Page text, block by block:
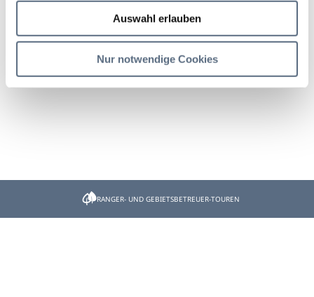
Auswahl erlauben
Nur notwendige Cookies
Hier geht es zurück zur Startseite:www.dein-toelzer-
land.de
RANGER- UND GEBIETSBETREUER-TOUREN